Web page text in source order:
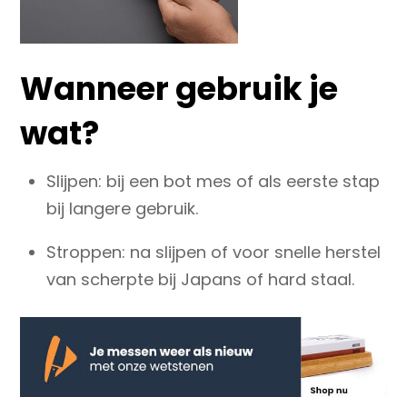
Wanneer gebruik je
wat?
Slijpen: bij een bot mes of als eerste stap
bij langere gebruik.
Stroppen: na slijpen of voor snelle herstel
van scherpte bij Japans of hard staal.